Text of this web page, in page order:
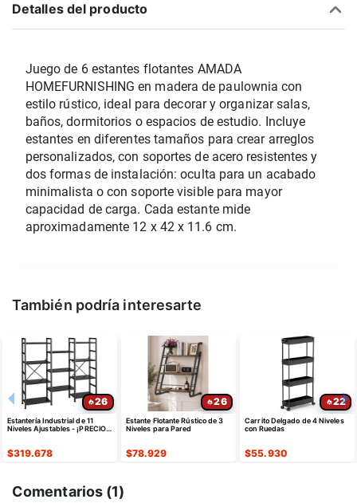
Detalles del producto
Juego de 6 estantes flotantes AMADA
HOMEFURNISHING en madera de paulownia con
estilo rústico, ideal para decorar y organizar salas,
baños, dormitorios o espacios de estudio. Incluye
estantes en diferentes tamaños para crear arreglos
personalizados, con soportes de acero resistentes y
dos formas de instalación: oculta para un acabado
minimalista o con soporte visible para mayor
capacidad de carga. Cada estante mide
aproximadamente 12 x 42 x 11.6 cm.
También podría interesarte
26
Estantería Industrial de 11
Niveles Ajustables - ¡PRECIO
$319.678
26
Estante Flotante Rústico de 3
Niveles para Pared
$78.929
22
Carrito Delgado de 4 Niveles
con Ruedas
$55.930
Comentarios (1)